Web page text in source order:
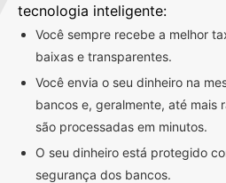
tecnologia inteligente:
Você sempre recebe a melhor
baixas e transparentes.
Você envia o seu dinheiro na
bancos e, geralmente, até mais
são processadas em minutos.
O seu dinheiro está protegido
segurança dos bancos.